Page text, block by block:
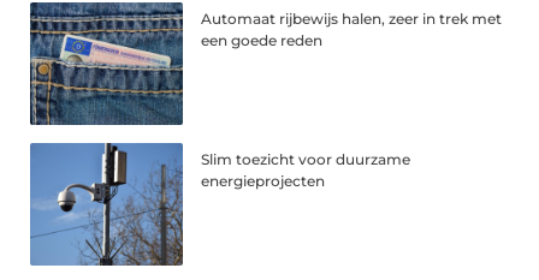
Automaat rijbewijs halen, zeer in trek met
een goede reden
Slim toezicht voor duurzame
energieprojecten